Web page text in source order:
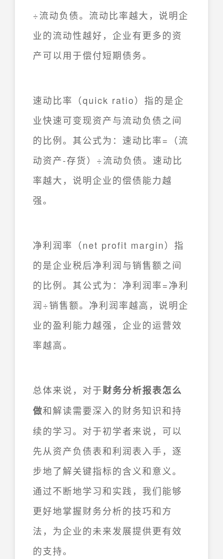
÷流动负债。流动比率越大，说明企
业的流动性越好，企业有更多的资
产可以用于偿付短期债务。
速动比率（quick ratio）指的是企
业快速可变现资产与流动负债之间
的比例。其公式为：速动比率=（流
动资产-存货）÷流动负债。速动比
率越大，说明企业的偿债能力越
强。
净利润率（net profit margin）指
的是企业税后净利润与销售额之间
的比例。其公式为：净利润率=净利
润÷销售额。净利润率越高，说明企
业的盈利能力越强，企业的运营效
率越高。
总体来说，对于财务分析报表怎么
做和解读需要深入的财务知识和持
续的学习。对于初学者来说，可以
先从资产负债表和利润表入手，逐
步地了解关键指标的含义和意义。
通过不断地学习和实践，我们能够
更好地掌握财务分析的技巧和方
法，为企业的未来发展提供更有效
的支持。